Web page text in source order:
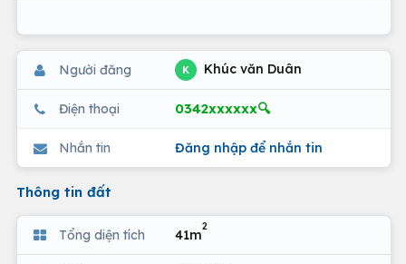
Người đăng K Khúc văn Duân
Điện thoại 0342xxxxxx🔍
Nhắn tin Đăng nhập để nhắn tin
Thông tin đất
Tổng diện tích 41m
2